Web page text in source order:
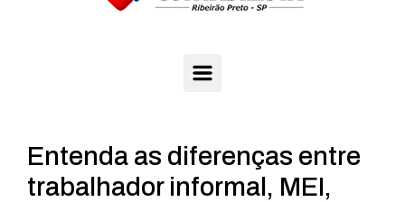
Entenda as diferenças entre
trabalhador informal, MEI,